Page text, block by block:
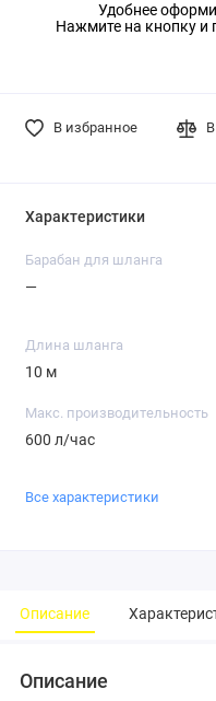
Удобнее
Нажмите на кнопку и
В избранное
Характеристики
Барабан для шланга
—
Длина шланга
10 м
Макс. производительность
600 л/час
Все характеристики
Описание
Описание